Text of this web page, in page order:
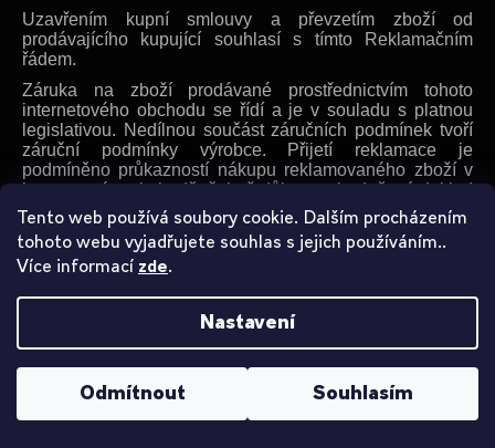
Tento web používá soubory cookie. Dalším procházením
tohoto webu vyjadřujete souhlas s jejich používáním..
Více informací zde.
Nastavení
Odmítnout Souhlasím
Uzavřením kupní smlouvy a převzetím zboží od
prodávajícího kupující souhlasí s tímto Reklamačním
řádem.
Záruka na zboží prodávané prostřednictvím tohoto
internetového obchodu se řídí a je v souladu s platnou
legislativou. Nedílnou součást záručních podmínek tvoří
záruční podmínky výrobce. Přijetí reklamace je
podmíněno průkazností nákupu reklamovaného zboží v
internetovém obchodě, čehož důkazem je daňový doklad
- faktura a řádně vyplněný záruční list.
5.1.1 Vrácení Zboží do 14 dní bez udání důvodu
U zboží nakoupeného prostřednictvím internetového
obchodu má zákazník do 14 dnů od doručení zboží nárok
na jeho vrácení bez udání důvodu. Místem uplatnění
musí být zabaleno v originálním balení (včetně veškerého
příslušenství a dokumentace) a odesláno nejpozději 14.